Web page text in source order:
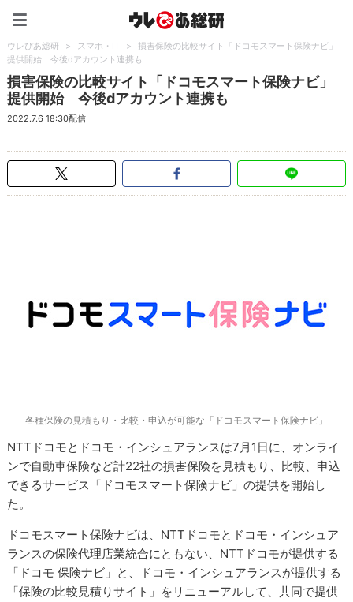
ウレぴあ総研 > スマホ・IT >
損害保険の比較サイト「ドコモスマート保険ナビ」
提供開始 今後dアカウント連携も
損害保険の比較サイト「ドコモスマート保険ナビ」
提供開始 今後dアカウント連携も
2022.7.6 18:30配信
各種保険の見積もり・比較・申込が可能な「ドコモスマート保険ナビ」
NTTドコモとドコモ・インシュアランスは7月1日に、オンライ
ンで自動車保険など計22社の損害保険を見積もり、比較、申込
できるサービス「ドコモスマート保険ナビ」の提供を開始し
た。
ドコモスマート保険ナビは、NTTドコモとドコモ・インシュア
ランスの保険代理店業統合にともない、NTTドコモが提供する
「ドコモ 保険ナビ」と、ドコモ・インシュアランスが提供する
「保険の比較見積りサイト」をリニューアルして、共同で提供